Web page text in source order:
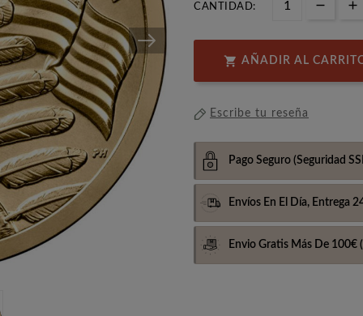
CANTIDAD:
 AÑADIR AL
Escribe tu reseña
Pago Seguro (Seguridad
Envíos En El Día, Entrega
Envio Gratis Más De 100€